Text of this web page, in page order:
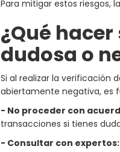
Para mitigar estos riesgos, la
¿Qué
dudosa o
Si al realizar la verificación
abiertamente negativa, es
- No proceder con
transacciones si tienes
- Consultar con expertos: